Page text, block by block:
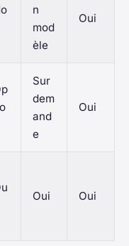
n
mod
èle
Oui
Sur
dem
and
e
Oui
Oui Oui